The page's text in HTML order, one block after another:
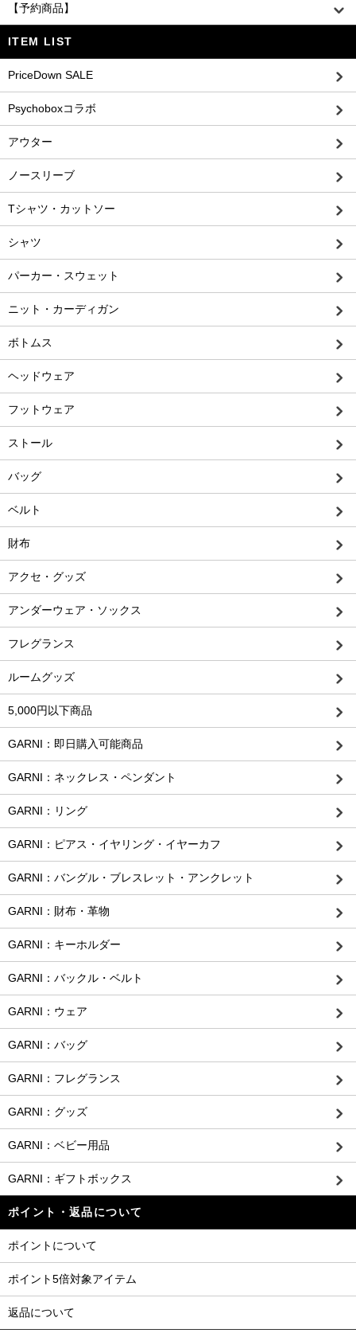
【予約商品】
ITEM LIST
PriceDown SALE
Psychoboxコラボ
アウター
ノースリーブ
Tシャツ・カットソー
シャツ
パーカー・スウェット
ニット・カーディガン
ボトムス
ヘッドウェア
フットウェア
ストール
バッグ
ベルト
財布
アクセ・グッズ
アンダーウェア・ソックス
フレグランス
ルームグッズ
5,000円以下商品
GARNI：即日購入可能商品
GARNI：ネックレス・ペンダント
GARNI：リング
GARNI：ピアス・イヤリング・イヤーカフ
GARNI：バングル・ブレスレット・アンクレット
GARNI：財布・革物
GARNI：キーホルダー
GARNI：バックル・ベルト
GARNI：ウェア
GARNI：バッグ
GARNI：フレグランス
GARNI：グッズ
GARNI：ベビー用品
GARNI：ギフトボックス
ポイント・返品について
ポイントについて
ポイント5倍対象アイテム
返品について